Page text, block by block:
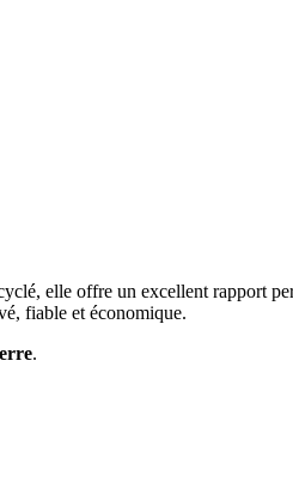
elle offre un excellent rapport
fiable et économique.
.